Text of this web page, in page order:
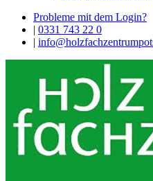
Probleme mit dem Login?
| 0331 743 22 0
|